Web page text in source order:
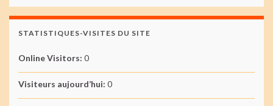
STATISTIQUES-VISITES DU SITE
Online Visitors: 0
Visiteurs aujourd’hui: 0